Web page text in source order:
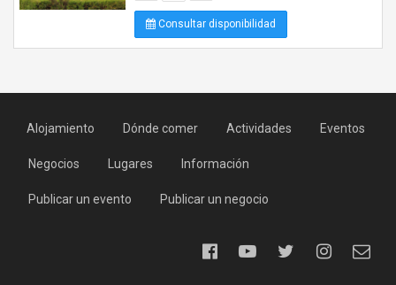
Consultar disponibilidad
Alojamiento Dónde comer Actividades Eventos
Negocios Lugares Información
Publicar un evento Publicar un negocio